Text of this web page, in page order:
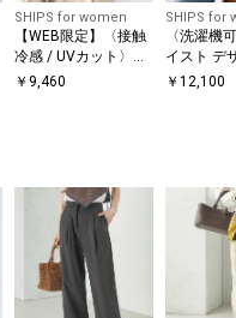
SHIPS for women
【WEB限定】〈接触
冷感 / UVカット〉シ
アー オーガンジー コ
￥ 9,460
SHIPS for
〈洗濯機
イスト デ
ー ドッキ
￥12,100